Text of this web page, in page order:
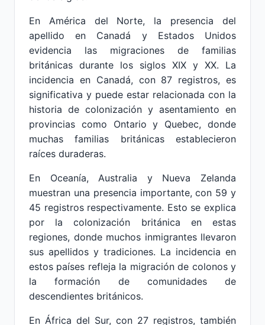
En América del Norte, la presencia del
apellido en Canadá y Estados Unidos
evidencia las migraciones de familias
británicas durante los siglos XIX y XX. La
incidencia en Canadá, con 87 registros, es
significativa y puede estar relacionada con la
historia de colonización y asentamiento en
provincias como Ontario y Quebec, donde
muchas familias británicas establecieron
raíces duraderas.
En Oceanía, Australia y Nueva Zelanda
muestran una presencia importante, con 59 y
45 registros respectivamente. Esto se explica
por la colonización británica en estas
regiones, donde muchos inmigrantes llevaron
sus apellidos y tradiciones. La incidencia en
estos países refleja la migración de colonos y
la formación de comunidades de
descendientes británicos.
En África del Sur, con 27 registros, también